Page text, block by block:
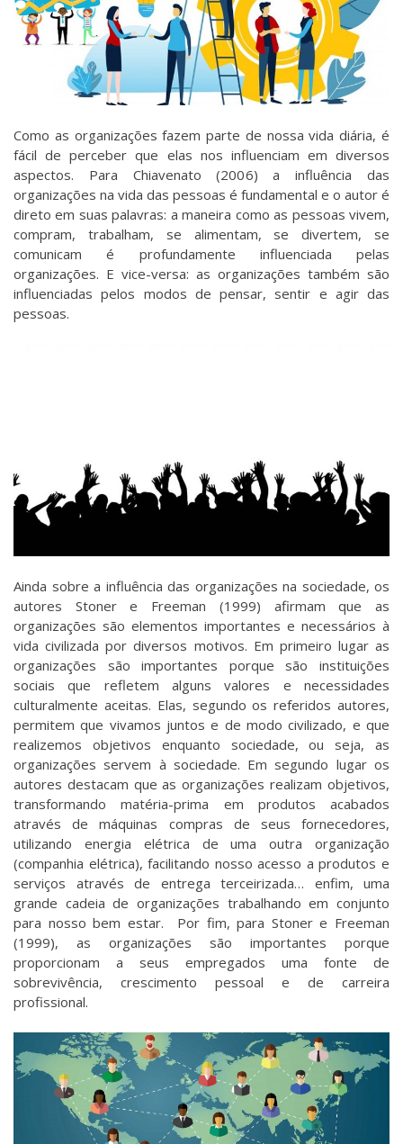
Como as organizações fazem parte de nossa vida diária, é
fácil de perceber que elas nos influenciam em diversos
aspectos. Para Chiavenato (2006) a influência das
organizações na vida das pessoas é fundamental e o autor é
direto em suas palavras: a maneira como as pessoas vivem,
compram, trabalham, se alimentam, se divertem, se
comunicam é profundamente influenciada pelas
organizações. E vice-versa: as organizações também são
influenciadas pelos modos de pensar, sentir e agir das
pessoas.
Ainda sobre a influência das organizações na sociedade, os
autores Stoner e Freeman (1999) afirmam que as
organizações são elementos importantes e necessários à
vida civilizada por diversos motivos. Em primeiro lugar as
organizações são importantes porque são instituições
sociais que refletem alguns valores e necessidades
culturalmente aceitas. Elas, segundo os referidos autores,
permitem que vivamos juntos e de modo civilizado, e que
realizemos objetivos enquanto sociedade, ou seja, as
organizações servem à sociedade. Em segundo lugar os
autores destacam que as organizações realizam objetivos,
transformando matéria-prima em produtos acabados
através de máquinas compras de seus fornecedores,
utilizando energia elétrica de uma outra organização
(companhia elétrica), facilitando nosso acesso a produtos e
serviços através de entrega terceirizada… enfim, uma
grande cadeia de organizações trabalhando em conjunto
para nosso bem estar. Por fim, para Stoner e Freeman
(1999), as organizações são importantes porque
proporcionam a seus empregados uma fonte de
sobrevivência, crescimento pessoal e de carreira
profissional.